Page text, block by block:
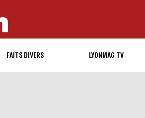
FAITS DIVERS LYONMAG TV